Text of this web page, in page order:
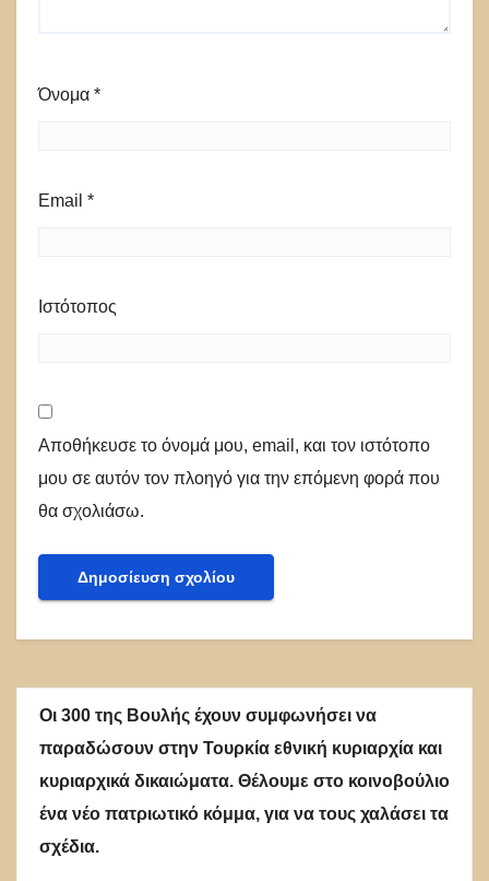
Όνομα *
Email *
Ιστότοπος
Αποθήκευσε το όνομά μου, email, και τον ιστότοπο
μου σε αυτόν τον πλοηγό για την επόμενη φορά που
θα σχολιάσω.
Οι 300 της Βουλής έχουν συμφωνήσει να
παραδώσουν στην Τουρκία εθνική κυριαρχία και
κυριαρχικά δικαιώματα. Θέλουμε στο κοινοβούλιο
ένα νέο πατριωτικό κόμμα, για να τους χαλάσει τα
σχέδια.